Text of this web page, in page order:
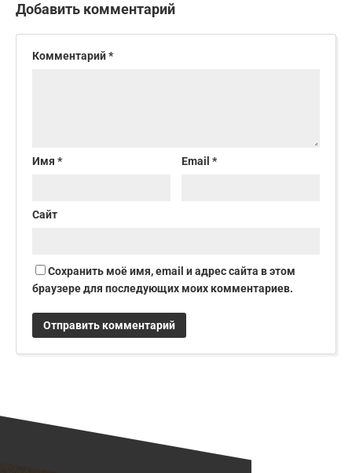
Добавить комментарий
Комментарий*
Имя * Email*
Сайт
Сохранить моё имя, email и адрес сайта в этом
браузере для последующих моих комментариев.